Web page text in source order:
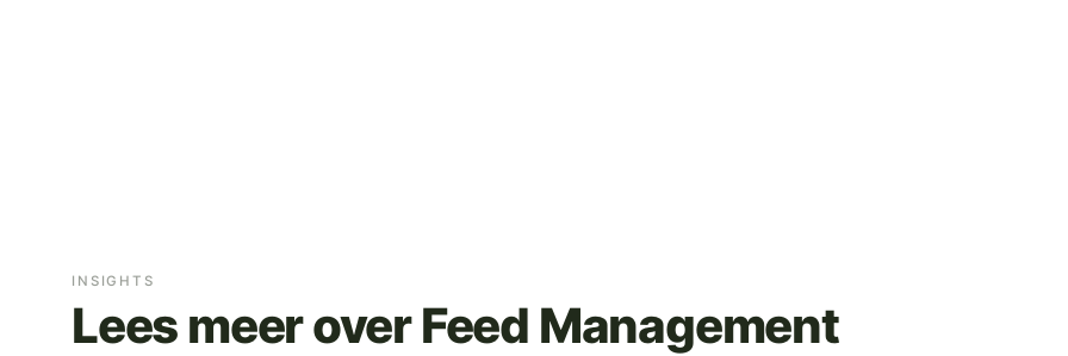
INSIGHTS
Lees meer over Feed Management